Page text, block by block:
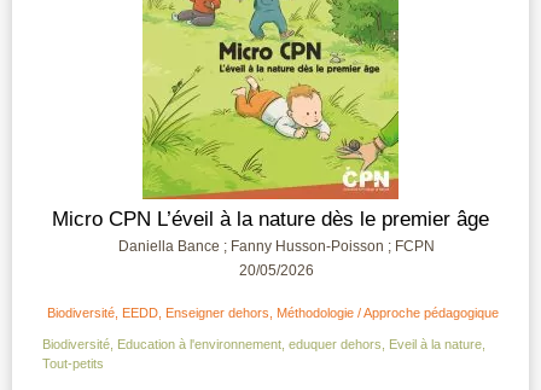
Micro CPN L’éveil à la nature dès le premier âge
Daniella Bance ; Fanny Husson-Poisson ; FCPN
20/05/2026
Biodiversité EEDD Enseigner dehors Méthodologie / Approche pédagogique
Biodiversité Education à l'environnement eduquer dehors Eveil à la nature
Tout-petits